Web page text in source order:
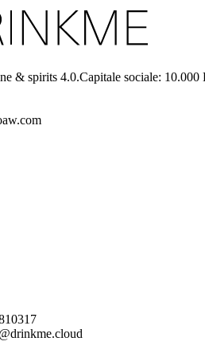
& spirits 4.0.Capitale sociale: 10.000